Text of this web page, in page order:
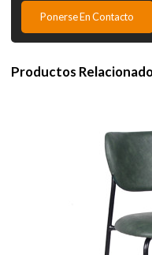
Ponerse En Contacto
Productos